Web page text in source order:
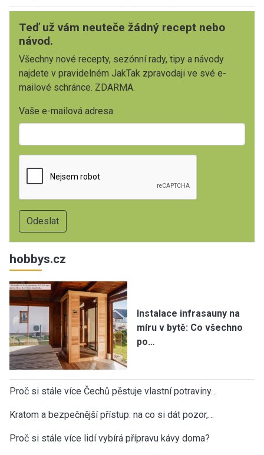
Teď už vám neuteče žádný recept nebo
návod.
Všechny nové recepty, sezónní rady, tipy a návody
najdete v pravidelném JakTak zpravodaji ve své e-
mailové schránce. ZDARMA.
Vaše e-mailová adresa
hobbys.cz
Instalace infrasauny na
míru v bytě: Co všechno
po…
Proč si stále více Čechů pěstuje vlastní potraviny…
Kratom a bezpečnější přístup: na co si dát pozor,…
Proč si stále více lidí vybírá přípravu kávy doma?